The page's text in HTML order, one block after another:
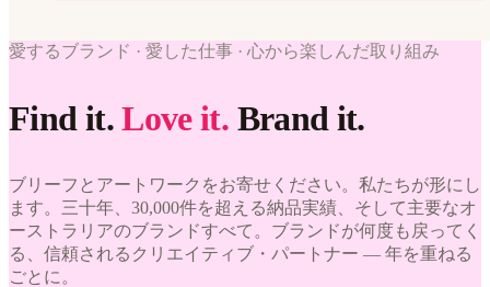
WORK
Mission
Find it.
Love it.
Brand it.
WE'VE
LOVED
Australia
× Sense2.
Find it.
Love it.
Brand it.
愛するブランド · 愛した仕事 · 心から楽しんだ取り組み
Find it.Love it. Brand it.
ブリーフとアートワークをお寄せください。私たちが形にし
ます。三十年、30,000件を超える納品実績、そして主要なオ
ーストラリアのブランドすべて。ブランドが何度も戻ってく
る、信頼されるクリエイティブ・パートナー — 年を重ねる
ごとに。